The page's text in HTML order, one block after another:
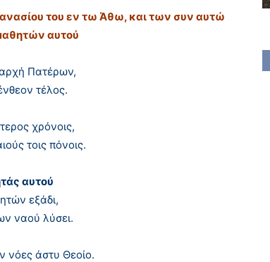
του εν τω Άθω, και των συν αυτώ
αυτού
Πατέρων,
τέλος.
χρόνοις,
τοις πόνοις.
αυτού
εξάδι,
ναού λύσει.
νόες άστυ Θεοίο.